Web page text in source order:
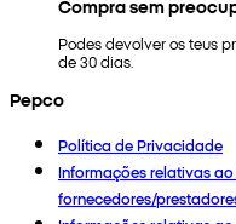
Compra sem
Podes devolver os teus
de 30 dias.
Pepco
Política de Privacidade
Informações relativas
fornecedores/